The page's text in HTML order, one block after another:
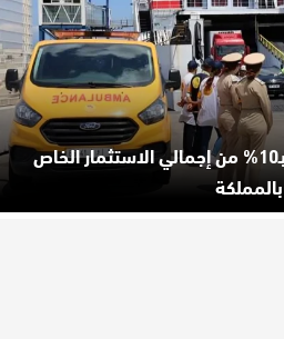
الجالية المغربية تساهم بـ10% من إجمالي الاستثمار الخاص
بالمملكة